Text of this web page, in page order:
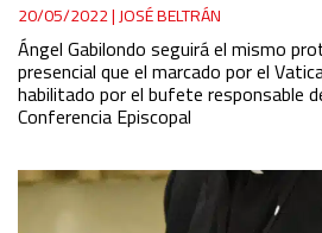
20/05/2022| JOSÉ BELTRÁN
Ángel Gabilondo seguirá el mismo
presencial que el marcado por el
habilitado por el bufete responsable
Conferencia Episcopal